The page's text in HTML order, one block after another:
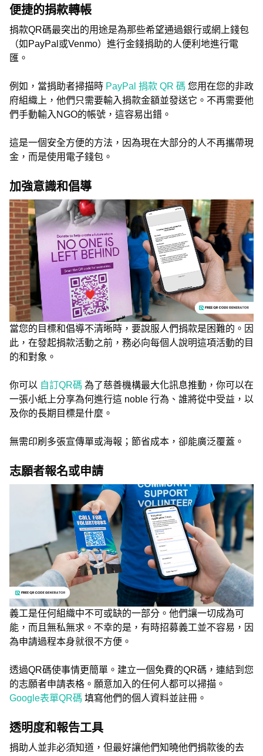
便捷的捐款轉帳
捐款QR碼最突出的用途是為那些希望通過銀行或網上錢包
（如PayPal或Venmo）進行金錢捐助的人便利地進行電
匯。
例如，當捐助者掃描時 PayPal 捐款 QR 碼 您用在您的非政
府組織上，他們只需要輸入捐款金額並發送它。不再需要他
們手動輸入NGO的帳號，這容易出錯。
這是一個安全方便的方法，因為現在大部分的人不再攜帶現
金，而是使用電子錢包。
加強意識和倡導
當您的目標和倡導不清晰時，要說服人們捐款是困難的。因
此，在發起捐款活動之前，務必向每個人說明這項活動的目
的和對象。
你可以 自訂QR碼 為了慈善機構最大化訊息推動，你可以在
一張小紙上分享為何進行這 noble 行為、誰將從中受益，以
及你的長期目標是什麼。
無需印刷多張宣傳單或海報；節省成本，卻能廣泛覆蓋。
志願者報名或申請
義工是任何組織中不可或缺的一部分。他們讓一切成為可
能，而且無私無求。不幸的是，有時招募義工並不容易，因
為申請過程本身就很不方便。
透過QR碼使事情更簡單。建立一個免費的QR碼，連結到您
的志願者申請表格。願意加入的任何人都可以掃描。
Google表單QR碼 填寫他們的個人資料並註冊。
透明度和報告工具
捐助人並非必須知道，但最好讓他們知曉他們捐款後的去